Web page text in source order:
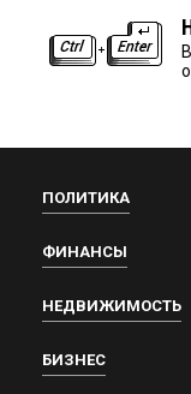
ПОЛИТИКА
ФИНАНСЫ
НЕДВИЖИМОСТЬ
БИЗНЕС